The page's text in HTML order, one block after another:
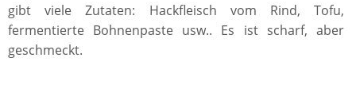
gibt viele Zutaten: Hackfleisch vom Rind, Tofu,
fermentierte Bohnenpaste usw.. Es ist scharf, aber
geschmeckt.